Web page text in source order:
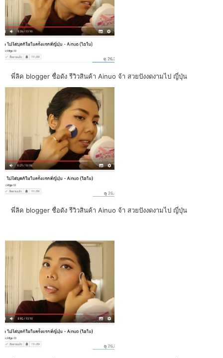
พี่ลิค blogger ชื่อดัง รีวิวสินค้า Ainuo จ้า สวยปังงดงามไป ญี่ปุ่น
พี่ลิค blogger ชื่อดัง รีวิวสินค้า Ainuo จ้า สวยปังงดงามไป ญี่ปุ่น